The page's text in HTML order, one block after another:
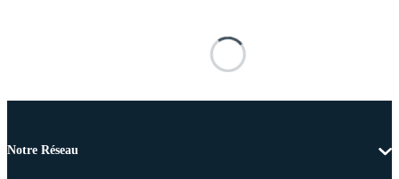
Notre Réseau